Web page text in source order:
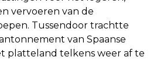
vervoeren van de
Tussendoor trachtte
van Spaanse
platteland telkens weer af te